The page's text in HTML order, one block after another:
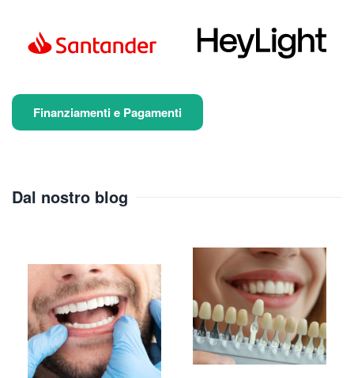
Finanziamenti e Pagamenti
Dal nostro blog